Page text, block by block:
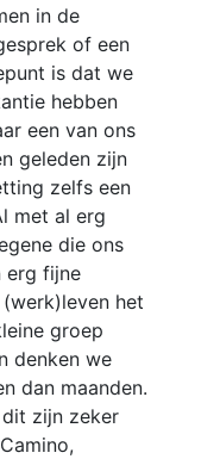
in de
of een
is dat we
hebben
een van ons
geleden zijn
zelfs een
met al erg
die ons
erg fijne
het
groep
denken we
dan maanden.
zijn zeker